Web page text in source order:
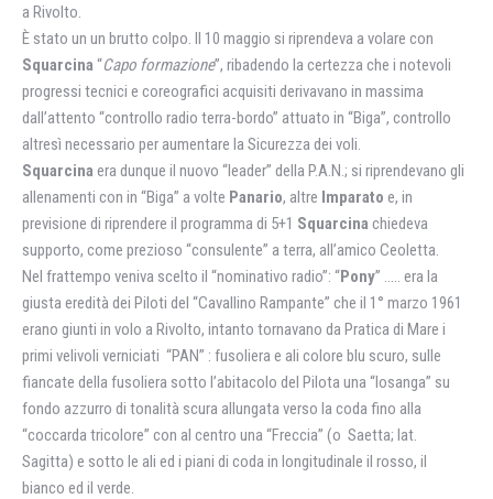
a Rivolto.
È stato un un brutto colpo. Il 10 maggio si riprendeva a volare con
Squarcina “Capo formazione”, ribadendo la certezza che i notevoli
progressi tecnici e coreografici acquisiti derivavano in massima
dall’attento “controllo radio terra-bordo” attuato in “Biga”, controllo
altresì necessario per aumentare la Sicurezza dei voli.
Squarcina era dunque il nuovo “leader” della P.A.N.; si riprendevano gli
allenamenti con in “Biga” a volte Panario, altre Imparato e, in
previsione di riprendere il programma di 5+1 Squarcina chiedeva
supporto, come prezioso “consulente” a terra, all’amico Ceoletta.
Nel frattempo veniva scelto il “nominativo radio”: “Pony” ….. era la
giusta eredità dei Piloti del “Cavallino Rampante” che il 1° marzo 1961
erano giunti in volo a Rivolto, intanto tornavano da Pratica di Mare i
primi velivoli verniciati “PAN” : fusoliera e ali colore blu scuro, sulle
fiancate della fusoliera sotto l’abitacolo del Pilota una “losanga” su
fondo azzurro di tonalità scura allungata verso la coda fino alla
“coccarda tricolore” con al centro una “Freccia” (o Saetta; lat.
Sagitta) e sotto le ali ed i piani di coda in longitudinale il rosso, il
bianco ed il verde.